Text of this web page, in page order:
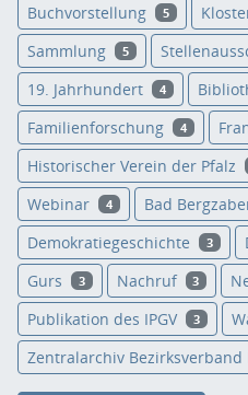
Buchvorstellung 5
Sammlung 5
19. Jahrhundert 4
Familienforschung 4
Historischer Verein der Pfalz
Webinar 4 Bad
Demokratiegeschichte 3
Gurs 3 Nachruf 3
Publikation des IPGV 3
Zentralarchiv Bezirksverband